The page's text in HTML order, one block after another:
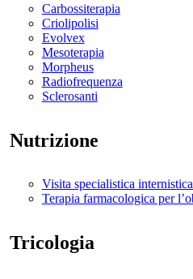
Carbossiterapia
Criolipolisi
Evolvex
Mesoterapia
Morpheus
Radiofrequenza
Sclerosanti
Nutrizione
Visita specialistica
Terapia farmacologica per
Tricologia